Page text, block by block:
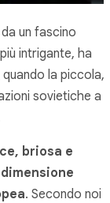
un fascino
intrigante, ha
la piccola,
sovietiche a
briosa e
. Secondo noi